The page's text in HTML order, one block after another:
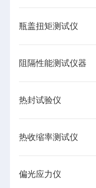
瓶盖扭矩测试仪
阻隔性能测试仪器
热封试验仪
热收缩率测试仪
偏光应力仪